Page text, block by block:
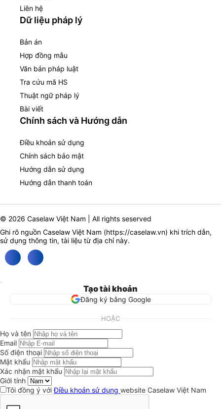
Liên hệ
Dữ liệu pháp lý
Bản án
Hợp đồng mẫu
Văn bản pháp luật
Tra cứu mã HS
Thuật ngữ pháp lý
Bài viết
Chính sách và Hướng dẫn
Điều khoản sử dụng
Chính sách bảo mật
Hướng dẫn sử dụng
Hướng dẫn thanh toán
© 2026 Caselaw Việt Nam | All rights seserved
Ghi rõ nguồn Caselaw Việt Nam (https://caselaw.vn) khi trích dẫn,
sử dụng thông tin, tài liệu từ địa chỉ này.
Tạo tài khoản
Đăng ký bằng Google
HOẶC
Họ và tên
Email
Số điện thoại
Mật khẩu
Xác nhận mật khẩu
Giới tính
Tôi đồng ý vớiĐiều khoản sử dụng website Caselaw Việt Nam